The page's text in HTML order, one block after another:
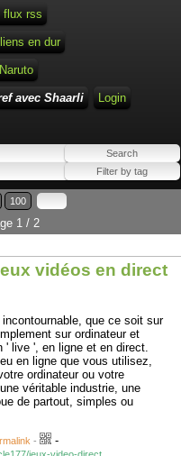
flux rss
en dur
avec Shaarli Login
100
1 / 2
vidéos en direct
que ce soit sur
sur ordinateur et
' live ', en ligne et en direct.
en ligne que vous utilisez,
ordinateur ou votre
véritable industrie, une
de partout, simples ou
- -